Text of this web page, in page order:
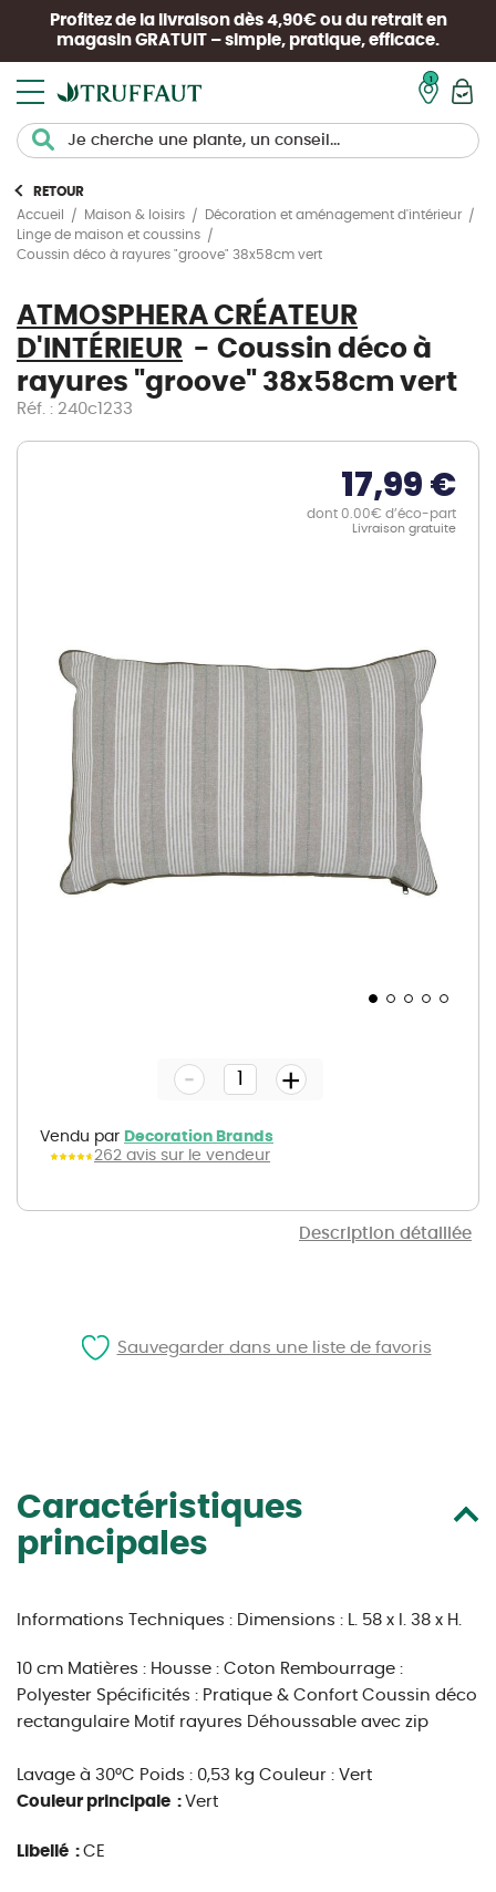
Profitez de la livraison dès 4,90€ ou du retrait en
magasin GRATUIT – simple, pratique, efficace.
RETOUR
Accueil
Maison & loisirs
Décoration et aménagement d'intérieur
Linge de maison et coussins
Coussin déco à rayures "groove" 38x58cm vert
ATMOSPHERA CRÉATEUR
D'INTÉRIEUR
Coussin déco à
rayures "groove" 38x58cm vert
Réf. : 240c1233
Description détaillée
17,99 €
dont 0.00€ d’éco-part
Livraison gratuite
images
gallery
gallery
Vendu par Decoration Brands
262 avis sur le vendeur
- +
Caractéristiques
principales
Informations Techniques : Dimensions : L. 58 x l. 38 x H.
10 cm Matières : Housse : Coton Rembourrage :
Polyester Spécificités : Pratique & Confort Coussin déco
rectangulaire Motif rayures Déhoussable avec zip
Lavage à 30°C Poids : 0,53 kg Couleur : Vert
Couleur principale : Vert
Libellé : CE
Sauvegarder dans une liste de favoris